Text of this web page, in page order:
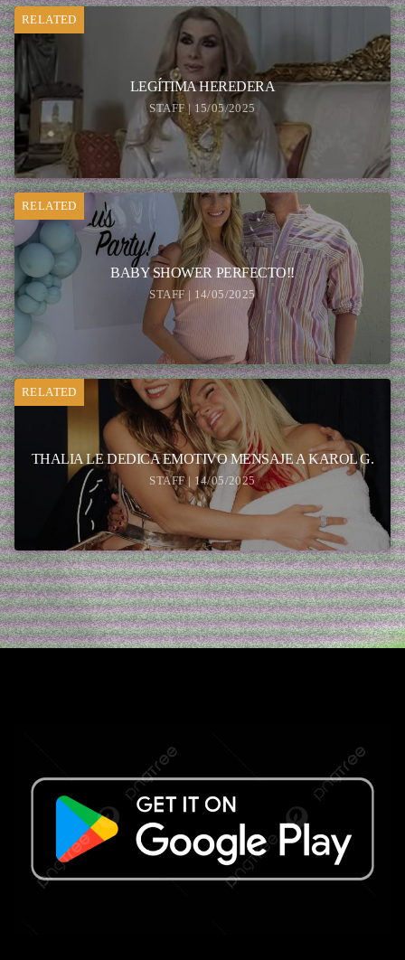
RELATED
LEGÍTIMA HEREDERA
STAFF | 15/05/2025
RELATED
BABY SHOWER PERFECTO!!
STAFF | 14/05/2025
RELATED
THALIA LE DEDICA EMOTIVO MENSAJE A KAROL G.
STAFF | 14/05/2025